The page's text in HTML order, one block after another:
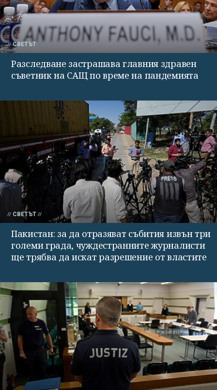
СВЕТЪТ
Разследване застрашава главния здравен
съветник на САЩ по време на пандемията
СВЕТЪТ
Пакистан: за да отразяват събития извън три
големи града, чуждестранните журналисти
ще трябва да искат разрешение от властите